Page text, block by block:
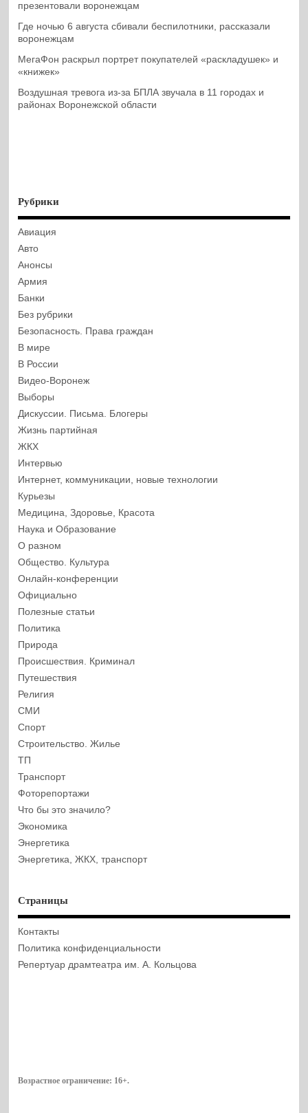
презентовали воронежцам
Где ночью 6 августа сбивали беспилотники, рассказали
воронежцам
МегаФон раскрыл портрет покупателей «раскладушек» и
«книжек»
Воздушная тревога из-за БПЛА звучала в 11 городах и
районах Воронежской области
Рубрики
Авиация
Авто
Анонсы
Армия
Банки
Без рубрики
Безопасность. Права граждан
В мире
В России
Видео-Воронеж
Выборы
Дискуссии. Письма. Блогеры
Жизнь партийная
ЖКХ
Интервью
Интернет, коммуникации, новые технологии
Курьезы
Медицина, Здоровье, Красота
Наука и Образование
О разном
Общество. Культура
Онлайн-конференции
Официально
Полезные статьи
Политика
Природа
Происшествия. Криминал
Путешествия
Религия
СМИ
Спорт
Строительство. Жилье
ТП
Транспорт
Фоторепортажи
Что бы это значило?
Экономика
Энергетика
Энергетика, ЖКХ, транспорт
Страницы
Контакты
Политика конфиденциальности
Репертуар драмтеатра им. А. Кольцова
Возрастное ограничение: 16+.